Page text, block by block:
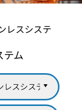
レスシステ
テム